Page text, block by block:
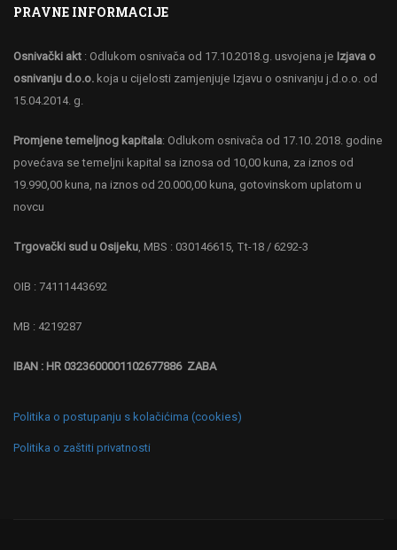
PRAVNE INFORMACIJE
Osnivački akt : Odlukom osnivača od 17.10.2018.g. usvojena je Izjava o
osnivanju d.o.o. koja u cijelosti zamjenjuje Izjavu o osnivanju j.d.o.o. od
15.04.2014. g.
Promjene temeljnog kapitala: Odlukom osnivača od 17.10. 2018. godine
povećava se temeljni kapital sa iznosa od 10,00 kuna, za iznos od
19.990,00 kuna, na iznos od 20.000,00 kuna, gotovinskom uplatom u
novcu
Trgovački sud u Osijeku, MBS : 030146615, Tt-18 / 6292-3
OIB : 74111443692
MB : 4219287
IBAN : HR 0323600001102677886 ZABA
Politika o postupanju s kolačićima (cookies)
Politika o zaštiti privatnosti